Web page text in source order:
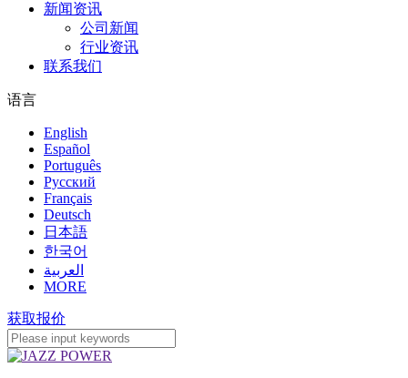
新闻资讯
公司新闻
行业资讯
联系我们
语言
English
Español
Português
Pусский
Français
Deutsch
日本語
한국어
العربية
MORE
获取报价